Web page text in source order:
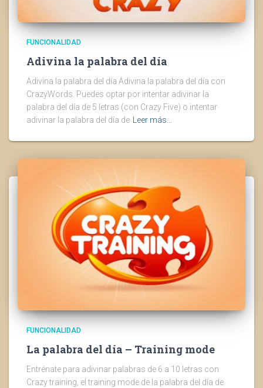
FUNCIONALIDAD
Adivina la palabra del día
Adivina la palabra del día Adivina la palabra del día con
CrazyWords. Puedes optar por intentar adivinar la
palabra del día de 5 letras (con Crazy Five) o intentar
adivinar la palabra del día de
Leer más…
FUNCIONALIDAD
La palabra del día – Training mode
Entrénate para adivinar palabras de 6 a 10 letras con
Crazy training, el training mode de la palabra del día de